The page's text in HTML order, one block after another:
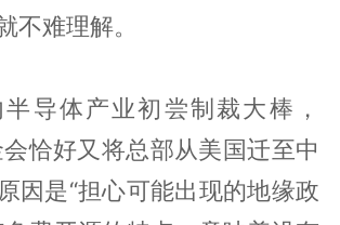
不难理解。
导体产业初尝制裁大棒，
恰好又将总部从美国迁至中
因是“担心可能出现的地缘政